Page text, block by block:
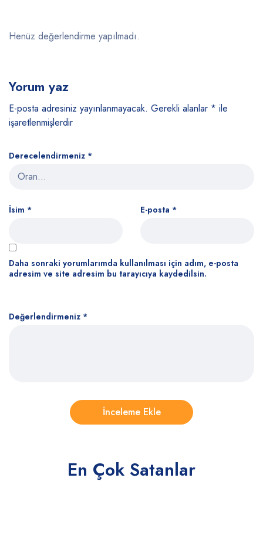
Henüz değerlendirme yapılmadı.
Yorum yaz
E-posta adresiniz yayınlanmayacak. Gerekli alanlar * ile
işaretlenmişlerdir
Derecelendirmeniz *
Değerlendirmeniz *
İsim * E-posta *
Daha sonraki yorumlarımda kullanılması için adım, e-posta
adresim ve site adresim bu tarayıcıya kaydedilsin.
En Çok Satanlar